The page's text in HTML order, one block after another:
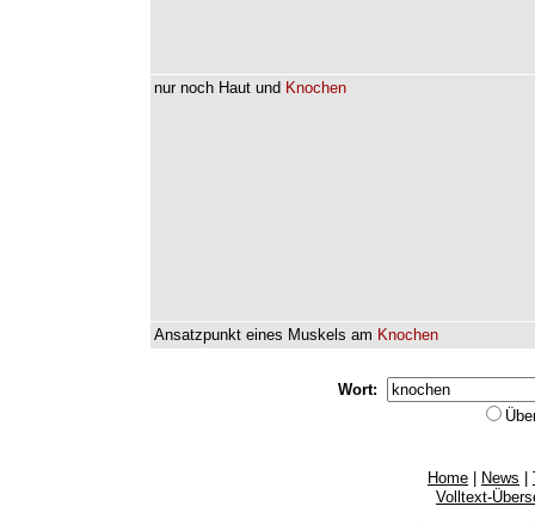
nur noch Haut und Knochen
Ansatzpunkt eines Muskels am Knochen
Wort:
Home News
Volltext-